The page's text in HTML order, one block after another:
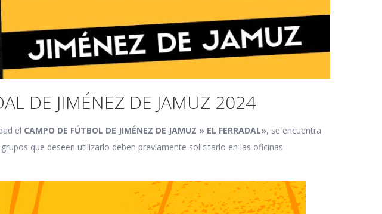
DE JIMÉNEZ DE JAMUZ 2024
el CAMPO DE FÚTBOL DE JIMÉNEZ DE JAMUZ » EL FERRADAL», se encuentra
que deseen utilizarlo deben previamente solicitarlo en las oficinas